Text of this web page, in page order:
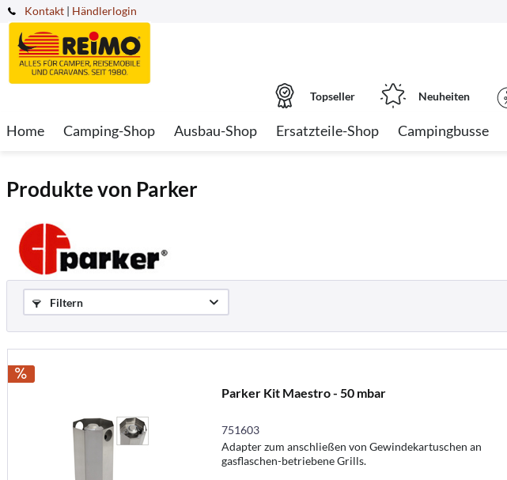
Kontakt | Händlerlogin
Topseller Neuheiten
Home Camping-Shop Ausbau-Shop Ersatzteile-Shop Campingbusse
Produkte von Parker
Filtern
Parker Kit Maestro - 50 mbar
751603
Adapter zum anschließen von Gewindekartuschen an
gasflaschen-betriebene Grills.